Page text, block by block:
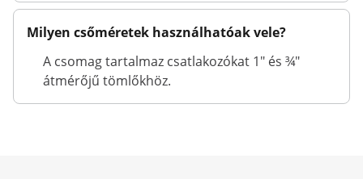
Milyen csőméretek használhatóak vele?
A csomag tartalmaz csatlakozókat 1" és ¾"
átmérőjű tömlőkhöz.